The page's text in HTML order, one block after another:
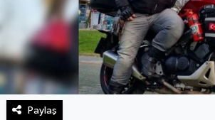
Paylaş
Manşetler
Resmi İlan
Sağlık